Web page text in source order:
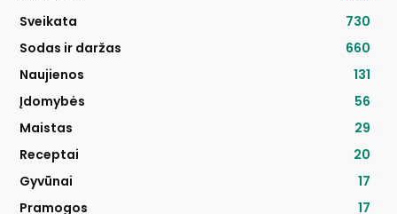
Sveikata
730
Sodas ir daržas
660
Naujienos
131
Įdomybės
56
Maistas
29
Receptai
20
Gyvūnai
17
Pramogos
17